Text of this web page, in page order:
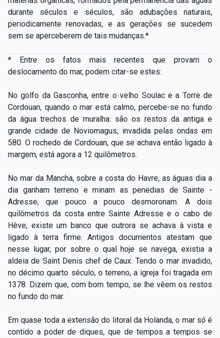
durante séculos e séculos, são adubações naturais,
periodicamente renovadas, e as gerações se sucedem
sem se aperceberem de tais mudanças.*
* Entre os fatos mais recentes que provam o
deslocamento do mar, podem citar­-se estes:
No golfo da Gasconha, entre o velho Soulac e a Torre de
Cordouan, quando o mar está calmo, percebe-­se no fundo
da água trechos de muralha: são os restos da antiga e
grande cidade de Noviomagus, invadida pelas ondas em
580. O rochedo de Cordouan, que se achava então ligado à
margem, está agora a 12 quilômetros.
No mar da Mancha, sobre a costa do Havre, as águas dia a
dia ganham terreno e minam as penedias de Sainte ­
Adresse, que pouco a pouco desmoronam. A dois
quilômetros da costa entre Sainte­ Adresse e o cabo de
Hève, existe um banco que outrora se achava à vista e
ligado à terra firme. Antigos documentos atestam que
nesse lugar, por sobre o qual hoje se navega, existia a
aldeia de Saint­ Denis­ chef ­de­ Caux. Tendo o mar invadido,
no décimo quarto século, o terreno, a igreja foi tragada em
1378. Dizem que, com bom tempo, se lhe vêem os restos
no fundo do mar.
Em quase toda a extensão do litoral da Holanda, o mar só é
contido a poder de diques, que de tempos a tempos se